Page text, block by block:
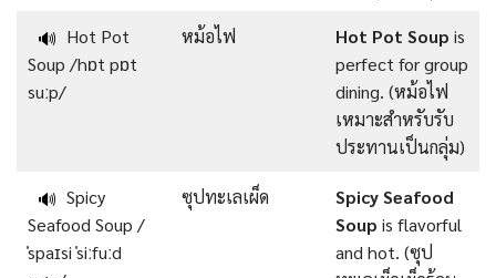
🔊 Hot Pot
Soup /hɒt pɒt
suːp/
หม้อไฟ Hot Pot Soup is
perfect for group
dining. (หม้อไฟ
เหมาะสำหรับรับ
ประทานเป็นกลุ่ม)
🔊 Spicy
Seafood Soup /
ˈspaɪsi ˈsiːfuːd
ซุปทะเลเผ็ด
Spicy Seafood
Soup is flavorful
and hot. (ซุป